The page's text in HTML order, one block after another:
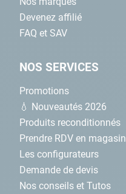
Devenez affilié
FAQ et SAV
NOS SERVICES
Promotions
💧 Nouveautés 2026
Produits reconditionnés
Prendre RDV en magasin
Les configurateurs
Demande de devis
Nos conseils et Tutos